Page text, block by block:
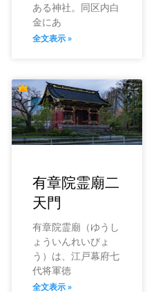
ある神社。同区内白
金にあ
全文表示 »
有章院霊廟二
天門
有章院霊廟（ゆうし
ょういんれいびょ
う）は、江戸幕府七
代将軍徳
全文表示 »